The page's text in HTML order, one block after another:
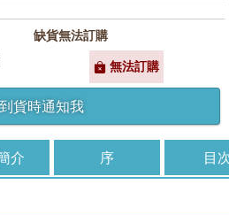
到貨時通知我
缺貨無法訂購
無法訂購
介 序 目